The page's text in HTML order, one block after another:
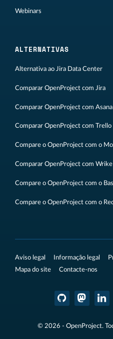
Webinars
ALTERNATIVAS
Alternativa ao Jira Data Center
Comparar OpenProject com Jira
Comparar OpenProject com Asana
Comparar OpenProject com Trello
Compare o OpenProject com o
Comparar OpenProject com Wrike
Compare o OpenProject com o
Compare o OpenProject com o
Aviso legal Informação legal
Mapa do site
Contacte-nos
© 2026 - OpenProject.